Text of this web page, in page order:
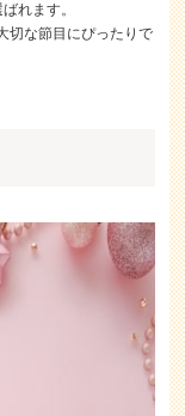
れます。
切な節目にぴったりで